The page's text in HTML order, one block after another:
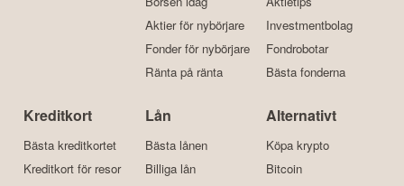
Aktier för nybörjare
Fonder för nybörjare
Ränta på ränta
Investmentbolag
Fondrobotar
Bästa fonderna
Kreditkort
Bästa kreditkortet
Kreditkort för resor
Lån
Bästa lånen
Billiga lån
Alternativt
Köpa krypto
Bitcoin